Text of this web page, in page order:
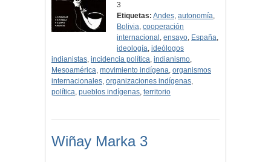
3
Etiquetas: Andes,autonomía,
Bolivia,cooperación
internacional ,ensayo, España,
ideología,ideólogos
indianistas, incidencia política, indianismo,
Mesoamérica, movimiento indígena, organismos
internacionales, organizaciones indígenas,
política, pueblos indígenas, territorio
Wiñay Marka 3